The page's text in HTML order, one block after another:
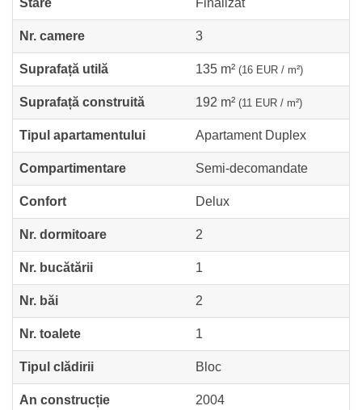
Nr. camere 3
Suprafață utilă 135 m² (16 EUR / m²)
Suprafață construită 192 m² (11 EUR / m²)
Tipul apartamentului Apartament Duplex
Compartimentare Semi-decomandate
Confort Delux
Nr. dormitoare 2
Nr. bucătării 1
Nr. băi 2
Nr. toalete 1
Tipul clădirii Bloc
An construcție 2004